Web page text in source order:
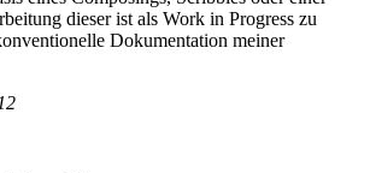
dieser ist als Work in Progress zu
Dokumentation meiner